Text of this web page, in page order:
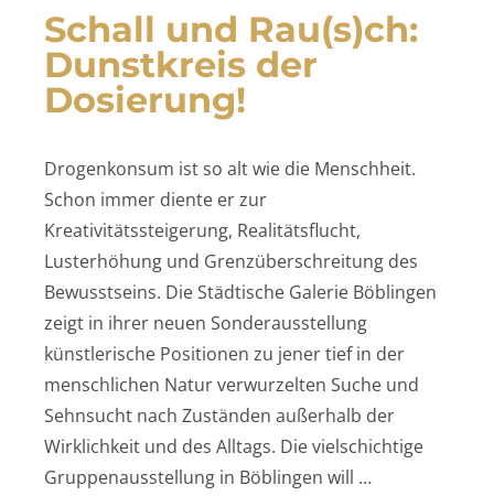
Schall und Rau(s)ch:
Dunstkreis der
Dosierung!
Drogenkonsum ist so alt wie die Menschheit.
Schon immer diente er zur
Kreativitätssteigerung, Realitätsflucht,
Lusterhöhung und Grenzüberschreitung des
Bewusstseins. Die Städtische Galerie Böblingen
zeigt in ihrer neuen Sonderausstellung
künstlerische Positionen zu jener tief in der
menschlichen Natur verwurzelten Suche und
Sehnsucht nach Zuständen außerhalb der
Wirklichkeit und des Alltags. Die vielschichtige
Gruppenausstellung in Böblingen will …